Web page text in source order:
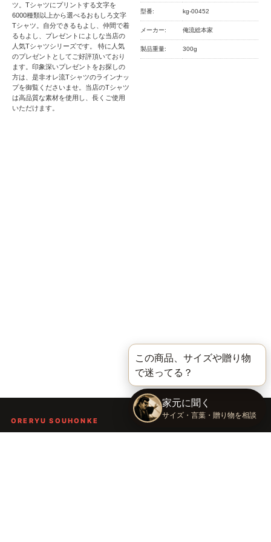
ツ。Tシャツにプリントする文字を
6000種類以上から選べるおもしろ文字
Tシャツ。自分できるもよし、仲間で着
るもよし、プレゼントによしな当店の
人気Tシャツシリーズです。 特に人気
のプレゼントとしてご好評頂いており
ます。印象深いプレゼントをお探しの
方は、是非オレ流Tシャツのラインナッ
プを御覧くださいませ。当店のTシャツ
は高品質な素材を使用し、長くご使用
いただけます。
型番: kg-00452
メーカー: 俺流総本家
製品重量: 300g
ORERYU SOUHONKE